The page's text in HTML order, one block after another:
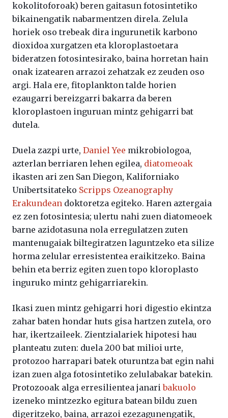
kokolitoforoak) beren gaitasun fotosintetiko
bikainengatik nabarmentzen direla. Zelula
horiek oso trebeak dira ingurunetik karbono
dioxidoa xurgatzen eta kloroplastoetara
bideratzen fotosintesirako, baina horretan hain
onak izatearen arrazoi zehatzak ez zeuden oso
argi. Hala ere, fitoplankton talde horien
ezaugarri bereizgarri bakarra da beren
kloroplastoen inguruan mintz gehigarri bat
dutela.
Duela zazpi urte, Daniel Yee mikrobiologoa,
azterlan berriaren lehen egilea, diatomeoak
ikasten ari zen San Diegon, Kaliforniako
Unibertsitateko Scripps Ozeanography
Erakundean doktoretza egiteko. Haren aztergaia
ez zen fotosintesia; ulertu nahi zuen diatomeoek
barne azidotasuna nola erregulatzen zuten
mantenugaiak biltegiratzen laguntzeko eta silize
horma zelular erresistentea eraikitzeko. Baina
behin eta berriz egiten zuen topo kloroplasto
inguruko mintz gehigarriarekin.
Ikasi zuen mintz gehigarri hori digestio ekintza
zahar baten hondar huts gisa hartzen zutela, oro
har, ikertzaileek. Zientzialariek hipotesi hau
planteatu zuten: duela 200 bat milioi urte,
protozoo harrapari batek oturuntza bat egin nahi
izan zuen alga fotosintetiko zelulabakar batekin.
Protozooak alga erresilientea janaribakuolo
izeneko mintzezko egitura batean bildu zuen
digeritzeko, baina, arrazoi ezezagunengatik,